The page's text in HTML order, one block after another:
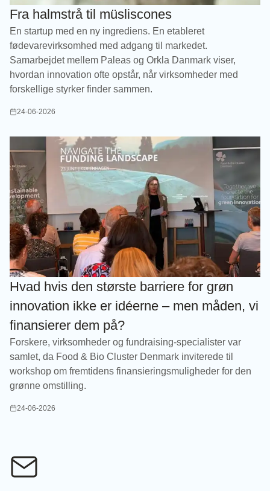
Fra halmstrå til müsliscones
En startup med en ny ingrediens. En etableret
fødevarevirksomhed med adgang til markedet.
Samarbejdet mellem Paleas og Orkla Danmark viser,
hvordan innovation ofte opstår, når virksomheder med
forskellige styrker finder sammen.
24-06-2026
Hvad hvis den største barriere for grøn
innovation ikke er idéerne – men måden, vi
finansierer dem på?
Forskere, virksomheder og fundraising-specialister var
samlet, da Food & Bio Cluster Denmark inviterede til
workshop om fremtidens finansieringsmuligheder for den
grønne omstilling.
24-06-2026